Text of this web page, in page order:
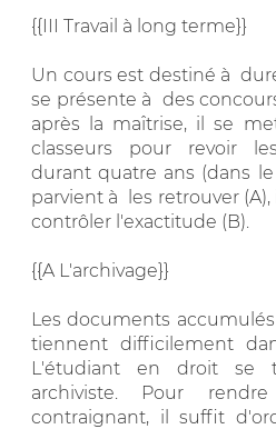
{{III Travail à long terme}}
Un cours est destiné à
se présente à des
après la maîtrise, il se
classeurs pour revoir
durant quatre ans (dans le
parvient à les retrouver
contrôler l'exactitude (B).
{{A L'archivage}}
Les documents
tiennent difficilement
L'étudiant en droit se
archiviste. Pour
contraignant, il suffit